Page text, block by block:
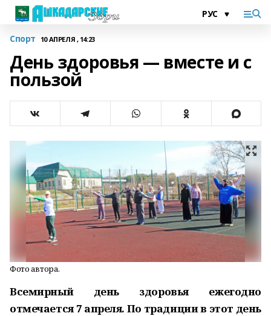
Спорт 10 АПРЕЛЯ , 14:23
День здоровья — вместе и с
пользой
Фото автора.
Всемирный день здоровья ежегодно
отмечается 7 апреля. По традиции в этот день